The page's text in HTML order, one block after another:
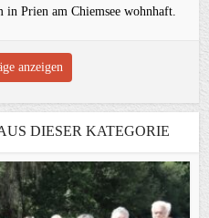
in Prien am Chiemsee wohnhaft.
anzeigen
DIESER KATEGORIE